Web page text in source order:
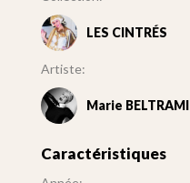
LES CINTRÉS
Artiste:
Marie BELTRAMI
Caractéristiques